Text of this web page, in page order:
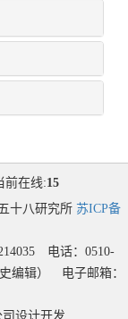
在线:15
十八研究所 苏ICP备
电话：0510-
编辑） 电子邮箱：
设计开发